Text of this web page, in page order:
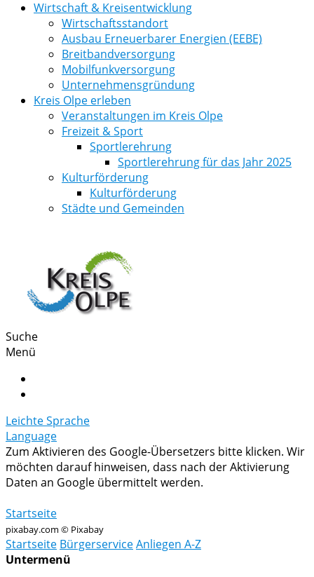
Wirtschaft & Kreisentwicklung
Wirtschaftsstandort
Ausbau Erneuerbarer Energien (EEBE)
Breitbandversorgung
Mobilfunkversorgung
Unternehmensgründung
Kreis Olpe erleben
Veranstaltungen im Kreis Olpe
Freizeit & Sport
Sportlerehrung
Sportlerehrung für das Jahr 2025
Kulturförderung
Kulturförderung
Städte und Gemeinden
Suche
Menü
Leichte Sprache
Language
Zum Aktivieren des Google-Übersetzers bitte klicken. Wir
möchten darauf hinweisen, dass nach der Aktivierung
Daten an Google übermittelt werden.
Startseite
pixabay.com © Pixabay
Startseite BürgerserviceAnliegen A-Z
Untermenü